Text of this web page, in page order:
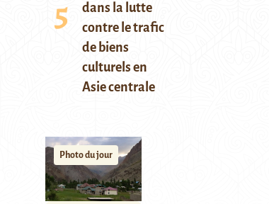
dans la lutte
contre le trafic
de biens
culturels en
Asie centrale
Photo du jour